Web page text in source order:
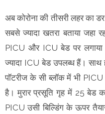
अब कोरोना की तीसरी लहर का
सबसे ज्यादा खतरा बताया जहा
PICU और ICU बेड पर
ज्यादा ICU बेड उपलब्ध हैं। साथ
पॉटरीज के सी ब्लॉक में भी
है। मुरार प्रसूति गृह में 25 बेड
PICU उसी बिल्डिंग के ऊपर